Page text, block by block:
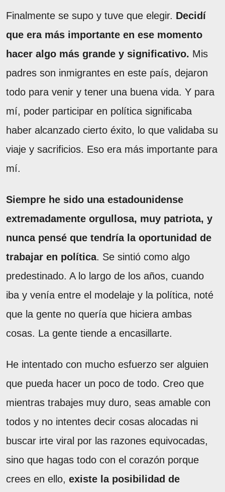
Finalmente se supo y tuve que elegir. Decidí
que era más importante en ese momento
hacer algo más grande y significativo. Mis
padres son inmigrantes en este país, dejaron
todo para venir y tener una buena vida. Y para
mí, poder participar en política significaba
haber alcanzado cierto éxito, lo que validaba su
viaje y sacrificios. Eso era más importante para
mí.
Siempre he sido una estadounidense
extremadamente orgullosa, muy patriota, y
nunca pensé que tendría la oportunidad de
trabajar en política. Se sintió como algo
predestinado. A lo largo de los años, cuando
iba y venía entre el modelaje y la política, noté
que la gente no quería que hiciera ambas
cosas. La gente tiende a encasillarte.
He intentado con mucho esfuerzo ser alguien
que pueda hacer un poco de todo. Creo que
mientras trabajes muy duro, seas amable con
todos y no intentes decir cosas alocadas ni
buscar irte viral por las razones equivocadas,
sino que hagas todo con el corazón porque
crees en ello, existe la posibilidad de